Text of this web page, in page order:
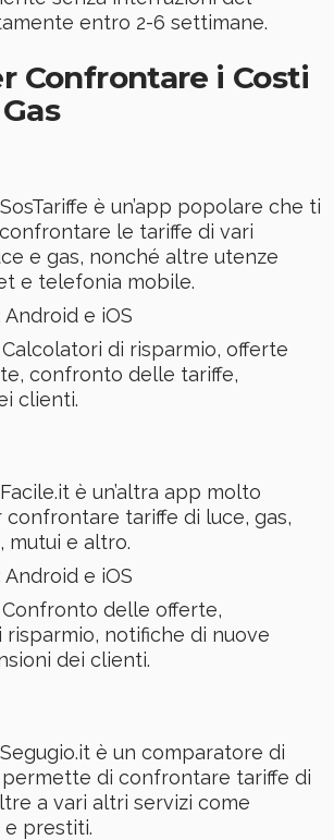
entro 2-6 settimane.
Confrontare i Costi
è un’app popolare che ti
le tariffe di vari
e gas, nonché altre utenze
e telefonia mobile.
Android e iOS
Calcolatori di risparmio, offerte
confronto delle tariffe,
clienti.
è un’altra app molto
confrontare tariffe di luce, gas,
mutui e altro.
Android e iOS
Confronto delle offerte,
notifiche di nuove
dei clienti.
è un comparatore di
di confrontare tariffe di
a vari altri servizi come
e prestiti.